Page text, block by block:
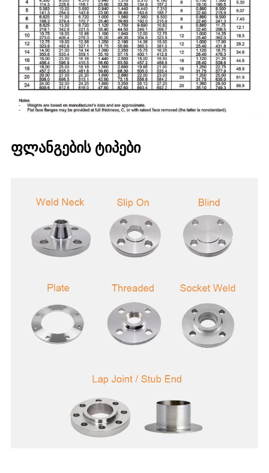
ფლანგების ტიპები